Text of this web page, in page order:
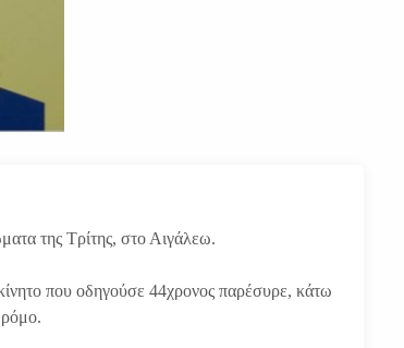
της Τρίτης, στο Αιγάλεω.
που οδηγούσε 44χρονος παρέσυρε, κάτω